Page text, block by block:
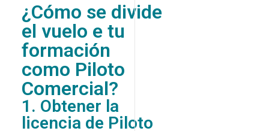
¿Cómo se divide
el vuelo e tu
formación
como Piloto
Comercial?
1. Obtener la
licencia de Piloto